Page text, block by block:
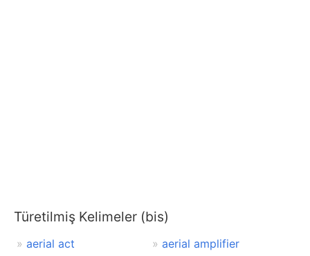
Türetilmiş Kelimeler (bis)
aerial act
aerial amplifier